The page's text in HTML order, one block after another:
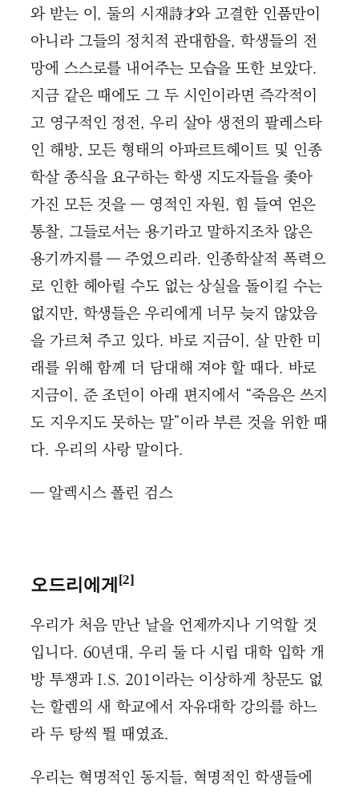
와 받는 이, 둘의 시재詩才와 고결한 인품만이
아니라 그들의 정치적 관대함을, 학생들의 전
망에 스스로를 내어주는 모습을 또한 보았다.
지금 같은 때에도 그 두 시인이라면 즉각적이
고 영구적인 정전, 우리 살아 생전의 팔레스타
인 해방, 모든 형태의 아파르트헤이트 및 인종
학살 종식을 요구하는 학생 지도자들을 좇아
가진 모든 것을 ― 영적인 자원, 힘 들여 얻은
통찰, 그들로서는 용기라고 말하지조차 않은
용기까지를 ― 주었으리라. 인종학살적 폭력으
로 인한 헤아릴 수도 없는 상실을 돌이킬 수는
없지만, 학생들은 우리에게 너무 늦지 않았음
을 가르쳐 주고 있다. 바로 지금이, 살 만한 미
래를 위해 함께 더 담대해 져야 할 때다. 바로
지금이, 준 조던이 아래 편지에서 “죽음은 쓰지
도 지우지도 못하는 말”이라 부른 것을 위한 때
다. 우리의 사랑 말이다.
― 알렉시스 폴린 검스
오드리에게 [2]
우리가 처음 만난 날을 언제까지나 기억할 것
입니다. 60년대, 우리 둘 다 시립 대학 입학 개
방 투쟁과 I.S. 201이라는 이상하게 창문도 없
는 할렘의 새 학교에서 자유대학 강의를 하느
라 두 탕씩 뛸 때였죠.
우리는 혁명적인 동지들, 혁명적인 학생들에